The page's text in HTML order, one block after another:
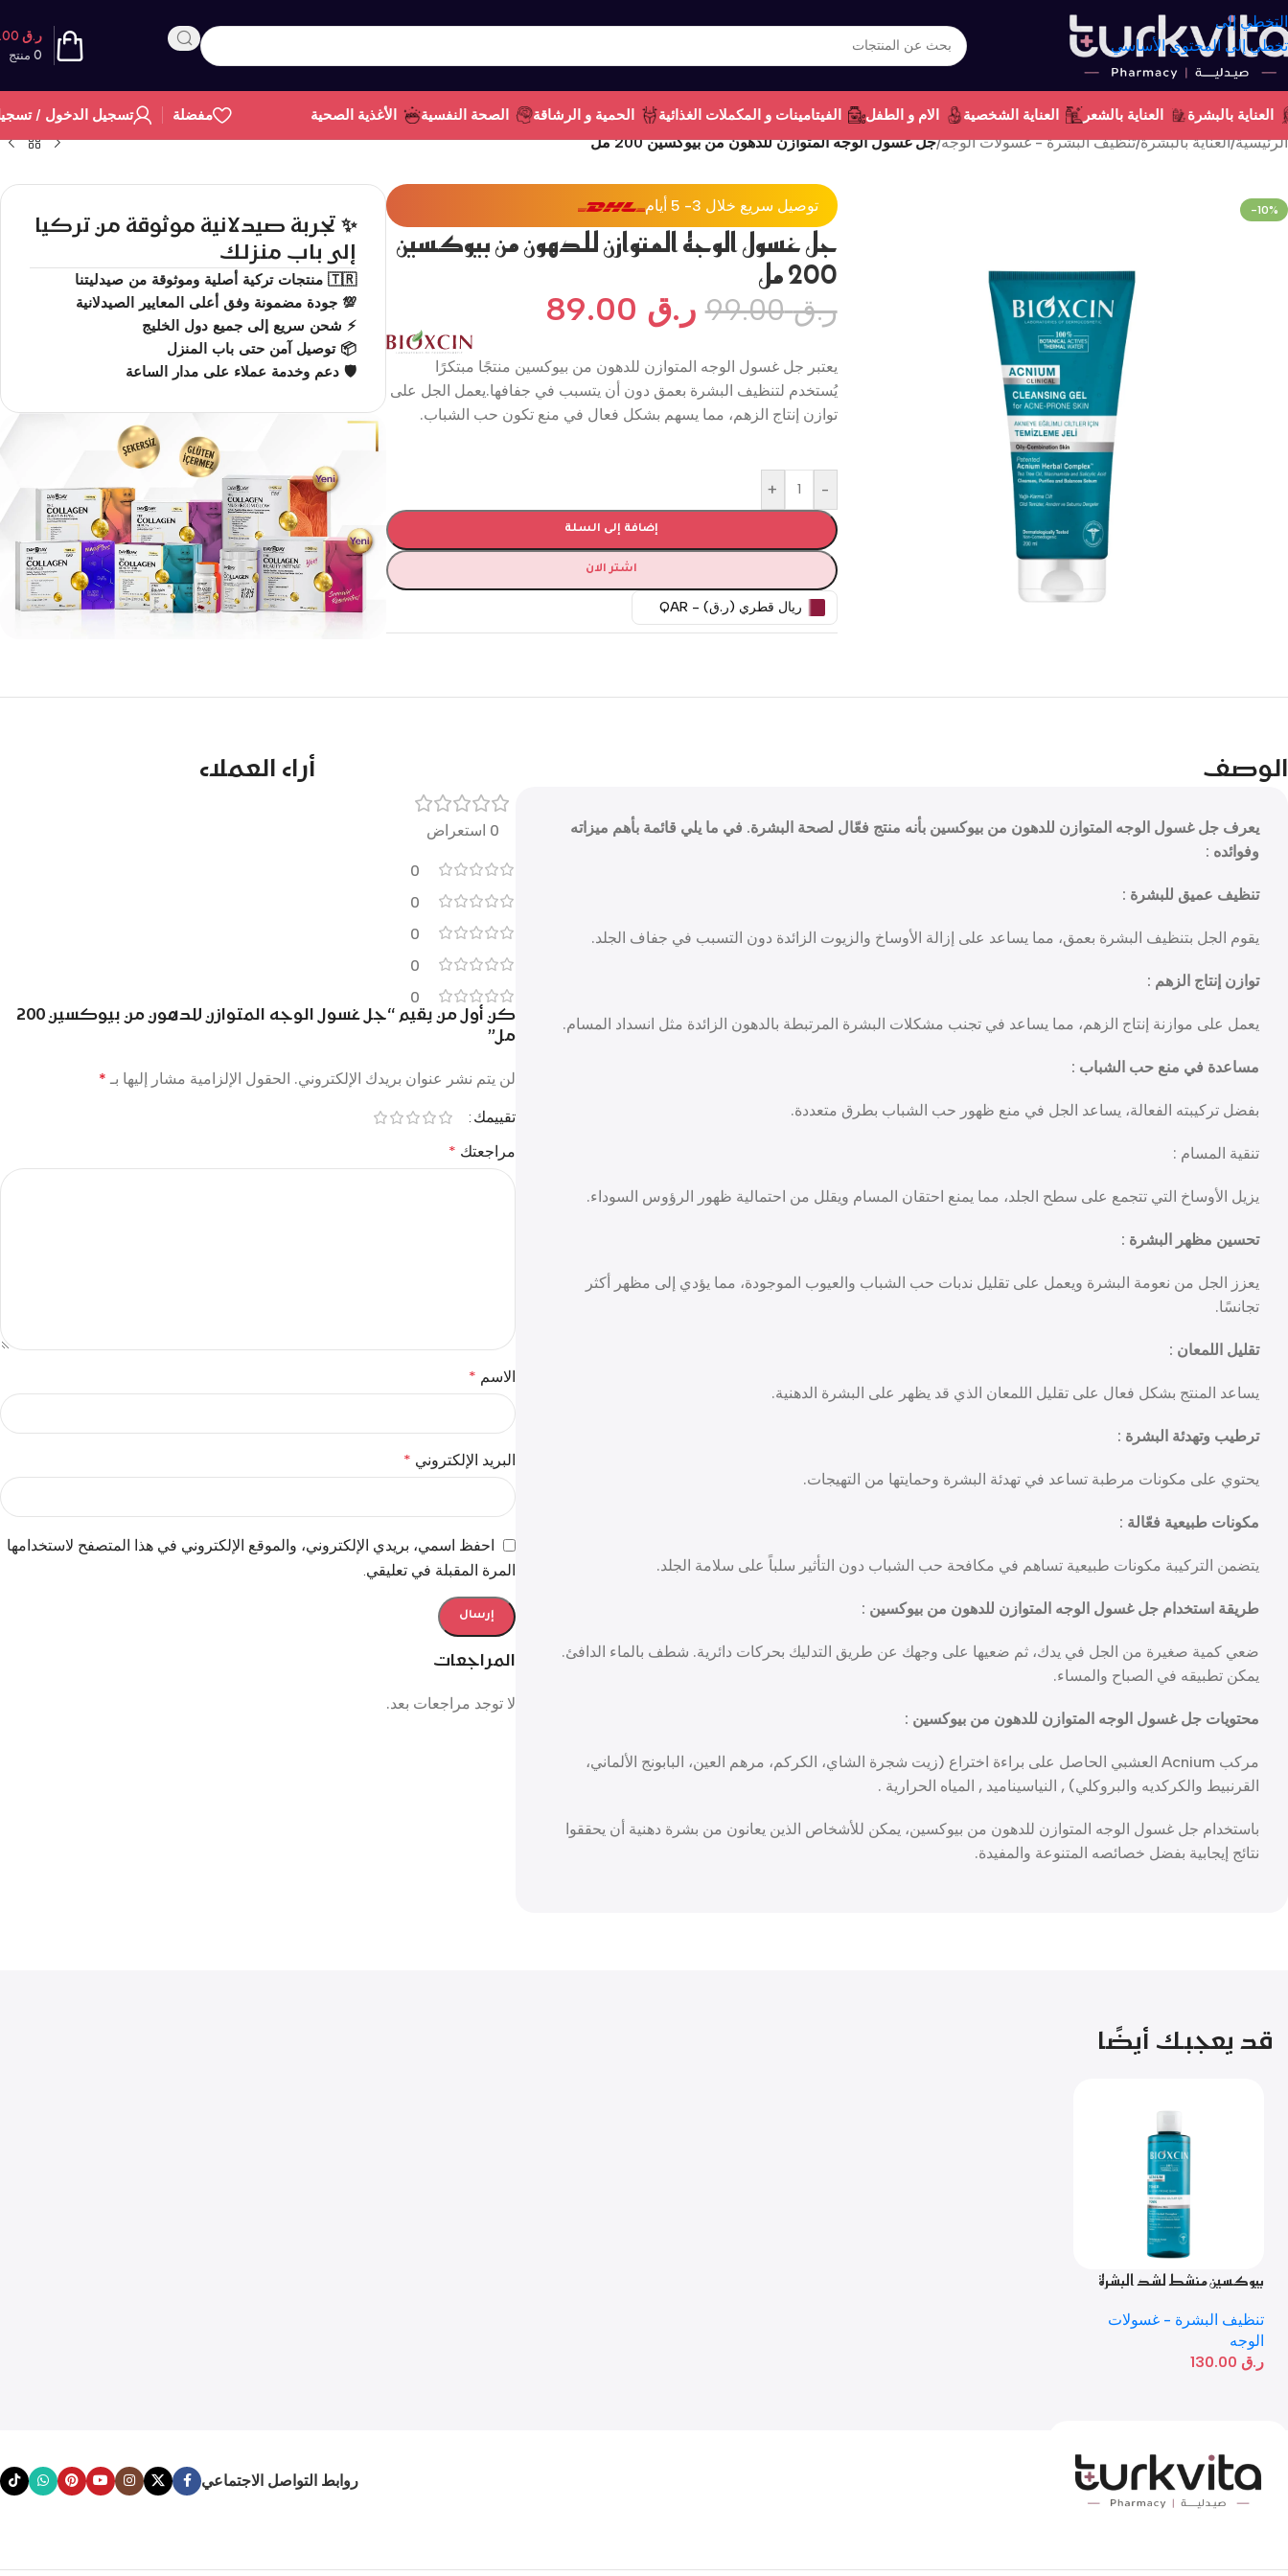
التخطي إلى
تخطي إلى المحتوى الأساسي
0 منتج
ر.ق
العناية بالبشرة العناية بالشعر العناية الشخصية الام و الطفل الفيتامينات و المكملات الغذائية الحمية و الرشاقة الصحة النفسية الأغذية الصحية مفضلة تسجيل الدخول /
الرئيسية/العناية بالبشرة/تنظيف البشرة - غسولات الوجه/جل غسول الوجه المتوازن للدهون من بيوكسين 200 مل
-10% توصيل سريع خلال 3- 5 أيام
جل غسول الوجه المتوازن للدهون من بيوكسين
200 مل
ر.ق99.00 ر.ق
يعتبر جل غسول الوجه المتوازن للدهون من بيوكسين منتجًا مبتكرًا
يُستخدم لتنظيف البشرة بعمق دون أن يتسبب في جفافها.يعمل الجل على
توازن إنتاج الزهم، مما يسهم بشكل فعال في منع تكون حب الشباب.
-
+
إضافة إلى السلة
اشتر الان
ريال قطري (ر.ق) - QAR
✨ تجربة صيدلانية موثوقة من تركيا
إلى باب منزلك
🇹🇷 منتجات تركية أصلية وموثوقة من صيدليتنا
💯 جودة مضمونة وفق أعلى المعايير الصيدلانية
⚡ شحن سريع إلى جميع دول الخليج
📦 توصيل آمن حتى باب المنزل
🛡️ دعم وخدمة عملاء على مدار الساعة
الوصف
يعرف جل غسول الوجه المتوازن للدهون من بيوكسين بأنه منتج فعّال لصحة البشرة. في ما يلي قائمة بأهم ميزاته
وفوائده :
تنظيف عميق للبشرة :
يقوم الجل بتنظيف البشرة بعمق، مما يساعد على إزالة الأوساخ والزيوت الزائدة دون التسبب في جفاف الجلد.
توازن إنتاج الزهم :
يعمل على موازنة إنتاج الزهم، مما يساعد في تجنب مشكلات البشرة المرتبطة بالدهون الزائدة مثل انسداد المسام.
مساعدة في منع حب الشباب :
بفضل تركيبته الفعالة، يساعد الجل في منع ظهور حب الشباب بطرق متعددة.
تنقية المسام :
يزيل الأوساخ التي تتجمع على سطح الجلد، مما يمنع احتقان المسام ويقلل من احتمالية ظهور الرؤوس السوداء.
تحسين مظهر البشرة :
يعزز الجل من نعومة البشرة ويعمل على تقليل ندبات حب الشباب والعيوب الموجودة، مما يؤدي إلى مظهر أكثر
تجانسًا.
تقليل اللمعان :
يساعد المنتج بشكل فعال على تقليل اللمعان الذي قد يظهر على البشرة الدهنية.
ترطيب وتهدئة البشرة :
يحتوي على مكونات مرطبة تساعد في تهدئة البشرة وحمايتها من التهيجات.
مكونات طبيعية فعّالة :
يتضمن التركيبة مكونات طبيعية تساهم في مكافحة حب الشباب دون التأثير سلباً على سلامة الجلد.
طريقة استخدام جل غسول الوجه المتوازن للدهون من بيوكسين :
ضعي كمية صغيرة من الجل في يدك، ثم ضعيها على وجهك عن طريق التدليك بحركات دائرية. شطف بالماء الدافئ.
يمكن تطبيقه في الصباح والمساء.
محتويات جل غسول الوجه المتوازن للدهون من بيوكسين :
مركب Acnium العشبي الحاصل على براءة اختراع (زيت شجرة الشاي، الكركم، مرهم العين، البابونج الألماني،
القرنبيط والكركديه والبروكلي) , النياسيناميد , المياه الحرارية .
باستخدام جل غسول الوجه المتوازن للدهون من بيوكسين، يمكن للأشخاص الذين يعانون من بشرة دهنية أن يحققوا
نتائج إيجابية بفضل خصائصه المتنوعة والمفيدة.
أراء العملاء
0 استعراض
0
0
0
0
0
المراجعات
لا توجد مراجعات بعد.
كن أول من يقيم “جل غسول الوجه المتوازن للدهون من بيوكسين 200
مل”
لن يتم نشر عنوان بريدك الإلكتروني. الحقول الإلزامية مشار إليها بـ *
تقييمك
مراجعتك *
الاسم *
البريد الإلكتروني *
احفظ اسمي، بريدي الإلكتروني، والموقع الإلكتروني في هذا المتصفح لاستخدامها
المرة المقبلة في تعليقي.
قد يعجبك أيضًا
بيوكسين منشط لشد البشرة
تنظيف البشرة - غسولات
الوجه
ر.ق
روابط التواصل الاجتماعي